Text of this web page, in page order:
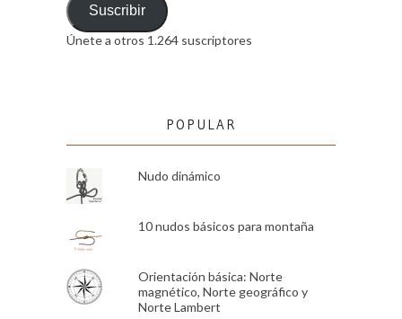
emailSuscribir
Únete a otros 1.264 suscriptores
POPULAR
Nudo dinámico
10 nudos básicos para montaña
Orientación básica: Norte
magnético, Norte geográfico y
Norte Lambert